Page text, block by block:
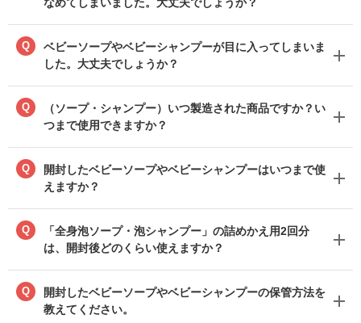
Q
ベビーソープやベビーシャンプーが目に入ってしまいま
した。大丈夫でしょうか？
Q
（ソープ・シャンプー）いつ製造された商品ですか？い
つまで使用できますか？
Q
開封したベビーソープやベビーシャンプーはいつまで使
えますか？
Q
「全身泡ソープ・泡シャンプー」の詰めかえ用2回分
は、開封後どのくらい使えますか？
Q
開封したベビーソープやベビーシャンプーの保管方法を
教えてください。